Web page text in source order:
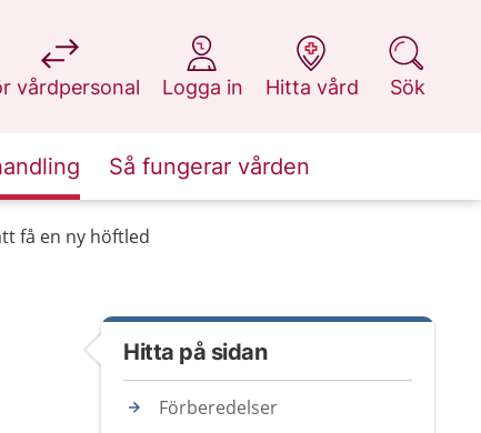
vårdpersonal
på 1177.se
Logga in
på 1177.se
Hitta vård
på 1177.se
Sök
på 1177.se
Så fungerar vården
få en ny höftled
Hitta på sidan
Förberedelser